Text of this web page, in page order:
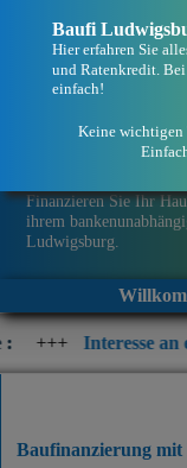
Finanzieren Sie Ihr
ihrem
Ludwigsburg.
an einer
Baufi
Hier erfahren Sie
und Ratenkredit.
einfach!
Keine wichtigen
Baufinanzierung